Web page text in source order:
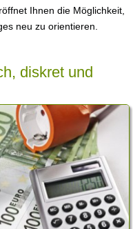
Ihnen die Möglichkeit,
neu zu orientieren.
diskret und